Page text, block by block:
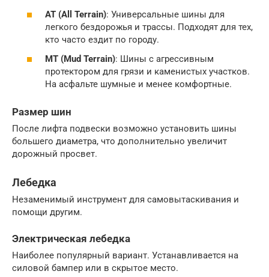
AT (All Terrain): Универсальные шины для
легкого бездорожья и трассы. Подходят для тех,
кто часто ездит по городу.
MT (Mud Terrain): Шины с агрессивным
протектором для грязи и каменистых участков.
На асфальте шумные и менее комфортные.
Размер шин
После лифта подвески возможно установить шины
большего диаметра, что дополнительно увеличит
дорожный просвет.
Лебедка
Незаменимый инструмент для самовытаскивания и
помощи другим.
Электрическая лебедка
Наиболее популярный вариант. Устанавливается на
силовой бампер или в скрытое место.